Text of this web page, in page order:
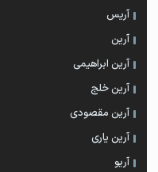
آریس
آرین
آرین ابراهیمی
آرین خلج
آرین مقصودی
آرین یاری
آریو